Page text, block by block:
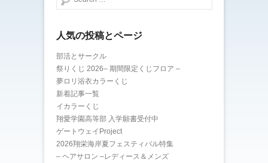
人気の投稿とページ
部活とサークル
祭りくじ 2026– 期間限定くじフロア –
夢ロリ浴衣カラーくじ
新着記事一覧
イカラーくじ
翔愛学園高等部 入学願書受付中
ゲートウェイProject
2026翔栄海岸夏フェスティバル特集
– ヘアサロン –レディース＆メンズ